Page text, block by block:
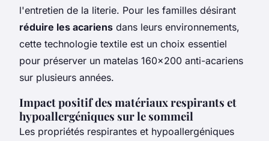
l'entretien de la literie. Pour les familles désirant
réduire les acariens dans leurs environnements,
cette technologie textile est un choix essentiel
pour préserver un matelas 160x200 anti-acariens
sur plusieurs années.
Impact positif des matériaux respirants et
hypoallergéniques sur le sommeil
Les propriétés respirantes et hypoallergéniques